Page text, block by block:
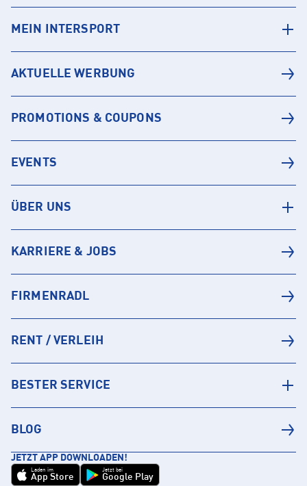
MEIN INTERSPORT
AKTUELLE WERBUNG
PROMOTIONS & COUPONS
EVENTS
ÜBER UNS
KARRIERE & JOBS
FIRMENRADL
RENT / VERLEIH
BESTER SERVICE
BLOG
JETZT APP DOWNLOADEN!
Laden im
App Store
Jetzt bei
Google Play